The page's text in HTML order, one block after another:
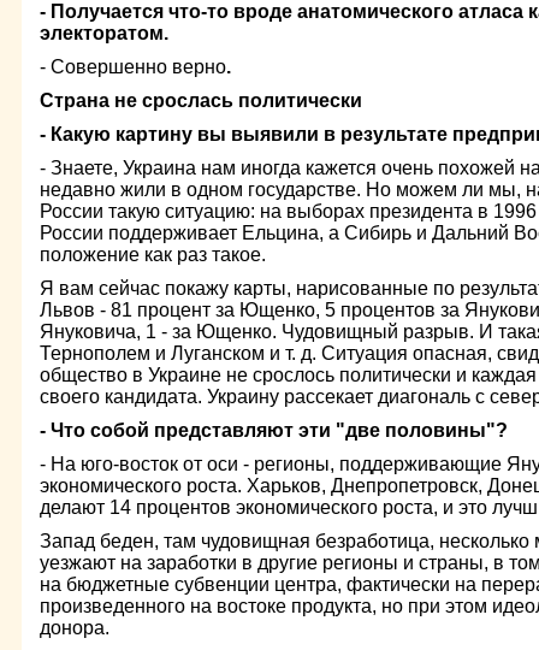
- Получается что-то вроде анатомического атласа
электоратом.
- Совершенно верно.
Страна не срослась политически
- Какую картину вы выявили в результате
- Знаете, Украина нам иногда кажется очень похожей
недавно жили в одном государстве. Но можем ли мы,
России такую ситуацию: на выборах президента в 1996
России поддерживает Ельцина, а Сибирь и Дальний
положение как раз такое.
Я вам сейчас покажу карты, нарисованные по
Львов - 81 процент за Ющенко, 5 процентов за
Януковича, 1 - за Ющенко. Чудовищный разрыв. И
Тернополем и Луганском и т. д. Ситуация опасная,
общество в Украине не срослось политически и
своего кандидата. Украину рассекает диагональ с
- Что собой представляют эти "две половины"?
- На юго-восток от оси - регионы, поддерживающие
экономического роста. Харьков, Днепропетровск,
делают 14 процентов экономического роста, и это
Запад беден, там чудовищная безработица,
уезжают на заработки в другие регионы и страны, в
на бюджетные субвенции центра, фактически на
произведенного на востоке продукта, но при этом
донора.